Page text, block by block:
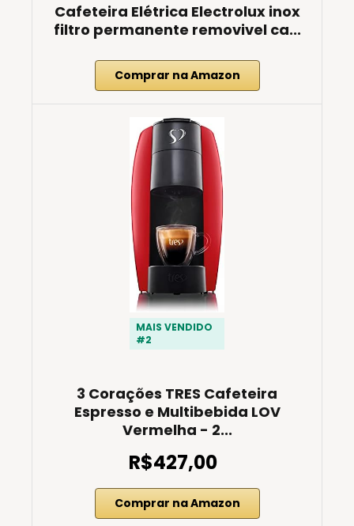
Cafeteira Elétrica Electrolux inox
filtro permanente removivel ca...
Comprar na Amazon
MAIS VENDIDO
#2
3 Corações TRES Cafeteira
Espresso e Multibebida LOV
Vermelha - 2...
R$427,00
Comprar na Amazon